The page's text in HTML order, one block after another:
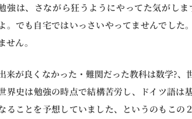
強は、さながら狂うようにやってた気がし
。でも自宅ではいっさいやってませんでした
せん。
来が良くなかった・難関だった教科は数学?、
界史は勉強の時点で結構苦労し、ドイツ語は
ることを予想していました、というのもこの